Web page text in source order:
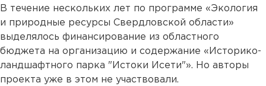
В течение нескольких лет по программе «Экология
и природные ресурсы Свердловской области»
выделялось финансирование из областного
бюджета на организацию и содержание «Историко-
ландшафтного парка "Истоки Исети"». Но авторы
проекта уже в этом не участвовали.